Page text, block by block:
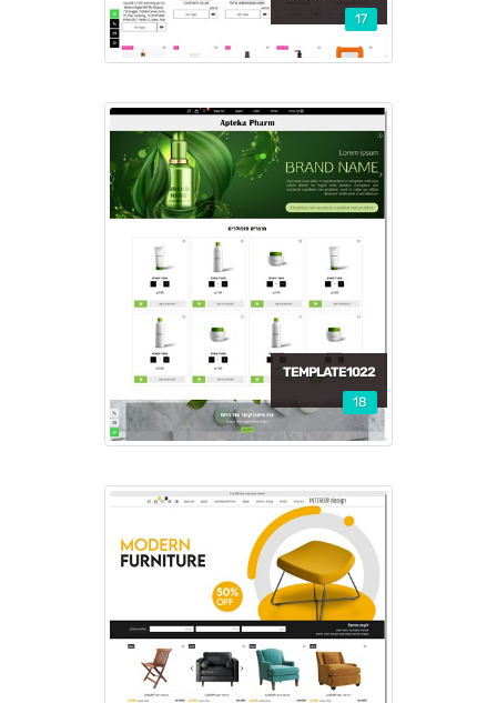
17
TEMPLATE1022
18